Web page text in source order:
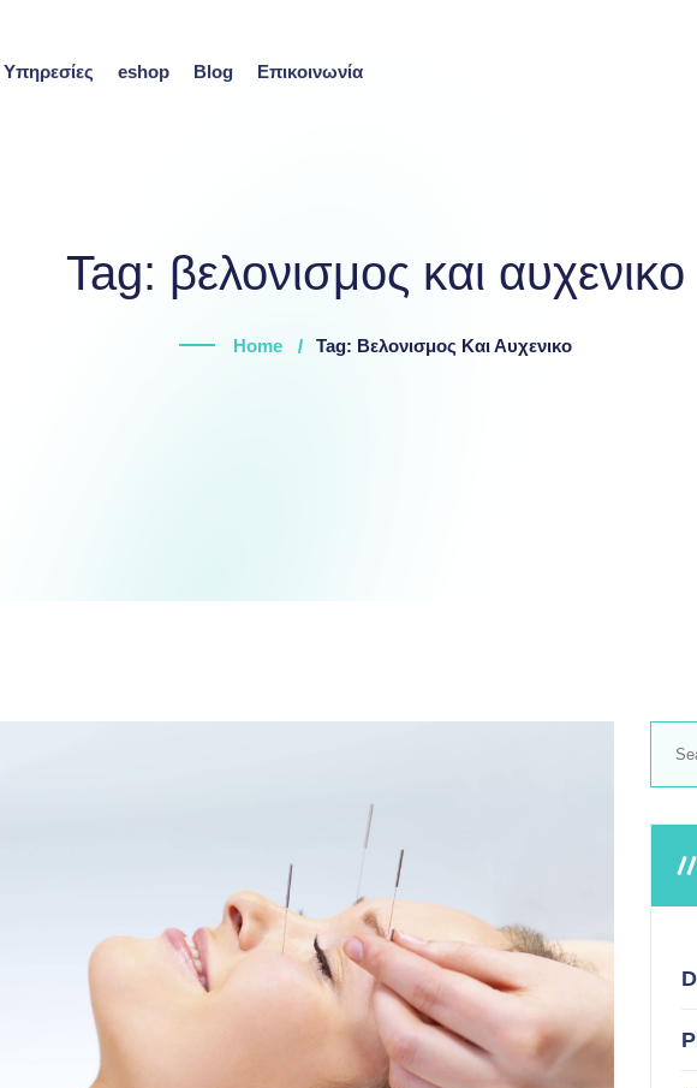
Υπηρεσίες eshop Blog Επικοινωνία
Tag: βελονισμος και αυχενικο
Home Tag: Βελονισμος Και Αυχενικο